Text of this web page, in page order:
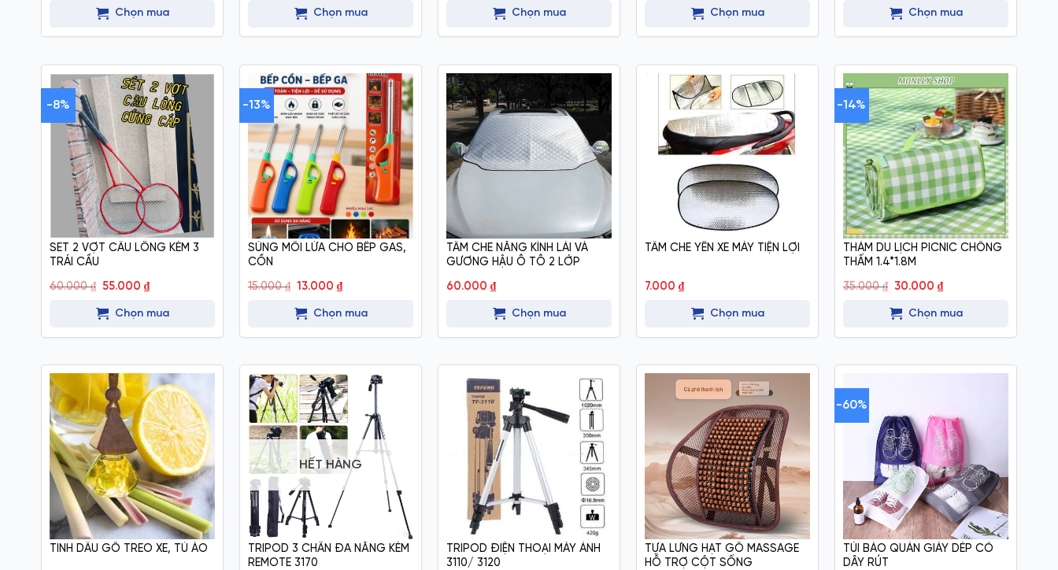
là:
60.000 ₫.
tại
là:
Chọn mua Chọn mua Chọn mua Chọn mua Chọn mua
-8%
SET 2 VỢT CẦU LÔNG KÈM 3
TRÁI CẦU
60.000₫ Giá
là:
60.000 ₫.
55.000₫Giá
tại
là:
Chọn mua
-13%
SÚNG MỒI LỬA CHO BẾP GAS,
CỒN
15.000₫ Giá
là:
15.000 ₫.
13.000₫Giá
tại
là:
Chọn mua
TẤM CHE NẮNG KÍNH LÁI VÀ
GƯƠNG HẬU Ô TÔ 2 LỚP
60.000 ₫
Chọn mua
TẤM CHE YÊN XE MÁY TIỆN LỢI
7.000 ₫
Chọn mua
-14%
THẢM DU LỊCH PICNIC CHỐNG
THẤM 1.4*1.8M
35.000₫ Giá
là:
35.000 ₫.
30.000₫Giá
tại
là:
Chọn mua
TINH DẦU GỖ TREO XE, TỦ ÁO
HẾT HÀNG
TRIPOD 3 CHÂN ĐA NĂNG KÈM
REMOTE 3170
TRIPOD ĐIỆN THOẠI MÁY ẢNH
3110/ 3120
TỰA LƯNG HẠT GỖ MASSAGE
HỖ TRỢ CỘT SỐNG
-60%
TÚI BẢO QUẢN GIÀY DÉP CÓ
DÂY RÚT